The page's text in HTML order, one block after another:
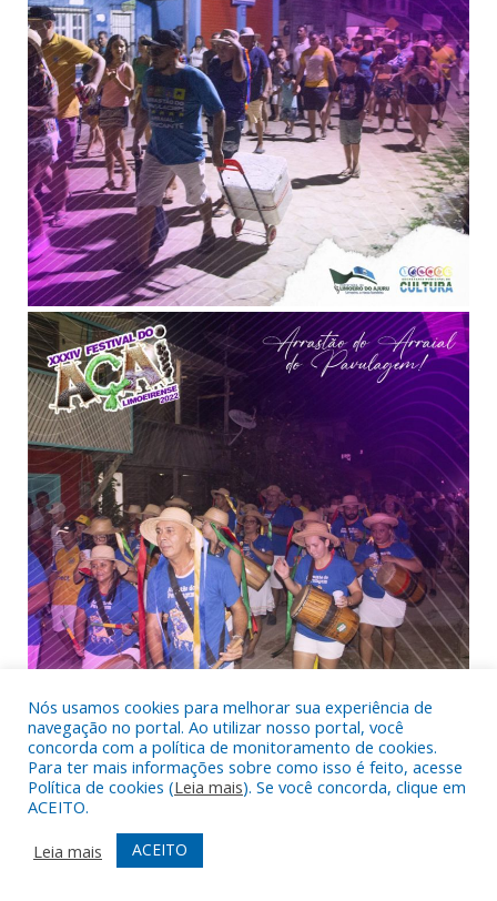
COMPARTILHAR:
TwitterFacebook
Nós usamos cookies para melhorar sua experiência de
navegação no portal. Ao utilizar nosso portal, você
concorda com a política de monitoramento de cookies.
Para ter mais informações sobre como isso é feito, acesse
Política de cookies (Leia mais). Se você concorda, clique em
ACEITO.
Leia mais
ACEITO